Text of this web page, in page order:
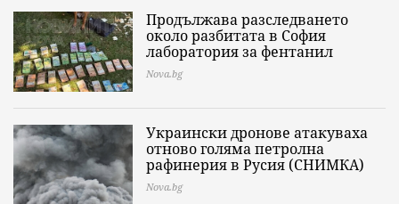
Продължава разследването
около разбитата в София
лаборатория за фентанил
Nova.bg
Украински дронове атакуваха
отново голяма петролна
рафинерия в Русия (СНИМКА)
Nova.bg